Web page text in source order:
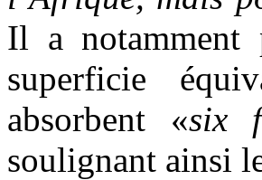
Il a notamment
superficie
absorbent «six
soulignant ainsi